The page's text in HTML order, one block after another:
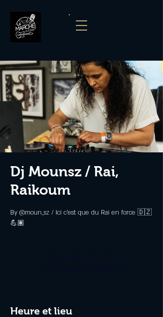
Dj Mounsz / Rai,
Raikoum
By @moun_sz / Ici c’est que du Rai en force 🇩🇿
💪🏽
Heure et lieu